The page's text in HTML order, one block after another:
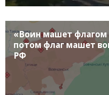
«Воин машет флагом
потом флаг машет
РФ